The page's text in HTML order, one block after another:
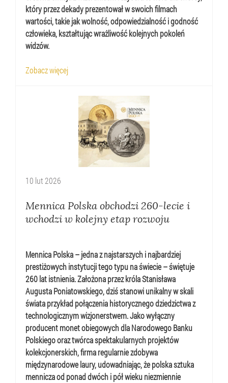
który przez dekady prezentował w swoich filmach
wartości, takie jak wolność, odpowiedzialność i godność
człowieka, kształtując wrażliwość kolejnych pokoleń
widzów.
Zobacz więcej
10 lut 2026
Mennica Polska obchodzi 260-lecie i
wchodzi w kolejny etap rozwoju
Mennica Polska – jedna z najstarszych i najbardziej
prestiżowych instytucji tego typu na świecie – świętuje
260 lat istnienia. Założona przez króla Stanisława
Augusta Poniatowskiego, dziś stanowi unikalny w skali
świata przykład połączenia historycznego dziedzictwa z
technologicznym wizjonerstwem. Jako wyłączny
producent monet obiegowych dla Narodowego Banku
Polskiego oraz twórca spektakularnych projektów
kolekcjonerskich, firma regularnie zdobywa
międzynarodowe laury, udowadniając, że polska sztuka
mennicza od ponad dwóch i pół wieku niezmiennie